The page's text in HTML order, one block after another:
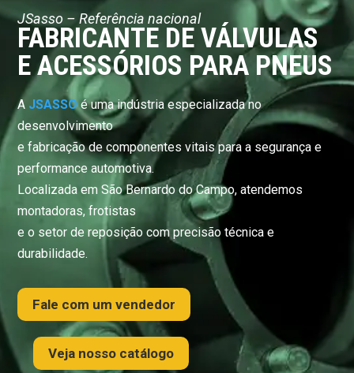
JSasso – Referência nacional
FABRICANTE DE VÁLVULAS
E ACESSÓRIOS PARA PNEUS
A JSASSO é uma indústria especializada no
desenvolvimento
e fabricação de componentes vitais para a segurança e
performance automotiva.
Localizada em São Bernardo do Campo, atendemos
montadoras, frotistas
e o setor de reposição com precisão técnica e
durabilidade.
Fale com um vendedor
Veja nosso catálogo